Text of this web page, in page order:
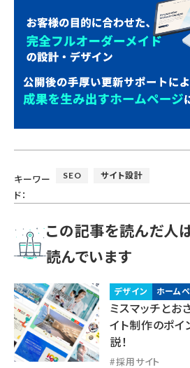
キーワー
ド：
SEO サイト設計
この記事を読んだ人
読んでいます
デザイン ホーム
ミスマッチとお
イト制作のポイ
説！
採用サイト